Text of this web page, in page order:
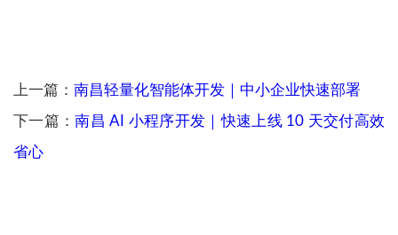
上一篇： 南昌轻量化智能体开发｜中小企业快速部署
下一篇：南昌 AI 小程序开发｜快速上线 10 天交付高效
省心